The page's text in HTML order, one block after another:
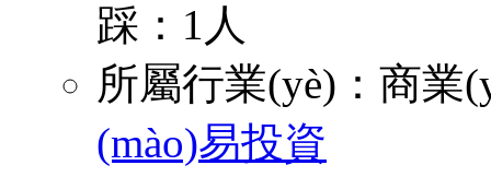
踩：1人
所屬行業(yè)： 商業
(mào)易投資